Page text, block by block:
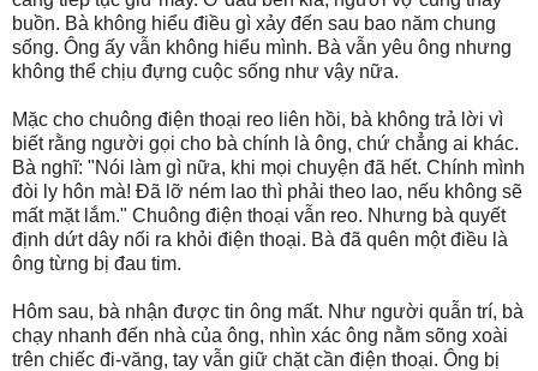
buồn. Bà không hiểu điều gì xảy đến sau bao năm chung
sống. Ông ấy vẫn không hiểu mình. Bà vẫn yêu ông nhưng
không thể chịu đựng cuộc sống như vậy nữa.
Mặc cho chuông điện thoại reo liên hồi, bà không trả lời vì
biết rằng người gọi cho bà chính là ông, chứ chẳng ai khác.
Bà nghĩ: "Nói làm gì nữa, khi mọi chuyện đã hết. Chính mình
đòi ly hôn mà! Đã lỡ ném lao thì phải theo lao, nếu không sẽ
mất mặt lắm." Chuông điện thoại vẫn reo. Nhưng bà quyết
định dứt dây nối ra khỏi điện thoại. Bà đã quên một điều là
ông từng bị đau tim.
Hôm sau, bà nhận được tin ông mất. Như người quẫn trí, bà
chạy nhanh đến nhà của ông, nhìn xác ông nằm sõng xoài
trên chiếc đi-văng, tay vẫn giữ chặt cần điện thoại. Ông bị